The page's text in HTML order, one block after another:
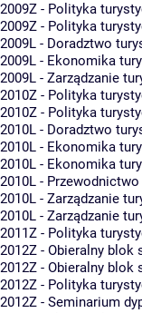
2009Z - Polityka
2009Z - Polityka
2009L - Doradztwo
2009L - Ekonomika
2009L - Zarządzanie
2010Z - Polityka
2010Z - Polityka
2010L - Doradztwo
2010L - Ekonomika
2010L - Ekonomika
2010L -
2010L - Zarządzanie
2010L - Zarządzanie
2011Z - Polityka
2012Z - Obieralny
2012Z - Obieralny
2012Z - Polityka
2012Z - Seminarium